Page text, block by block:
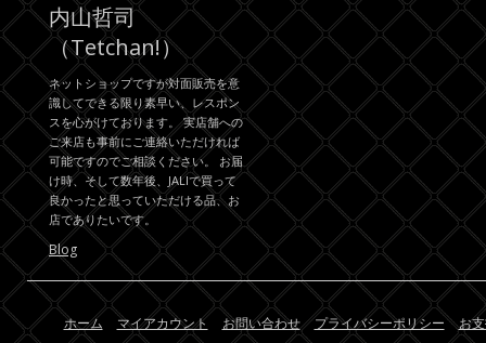
内山哲司
（Tetchan!）
ネットショップですが対面販売を意
識してできる限り素早い、レスポン
スを心がけております。 実店舗への
ご来店も事前にご連絡いただければ
可能ですのでご相談ください。 お届
け時、そして数年後、JALIで買って
良かったと思っていただける品、お
店でありたいです。
Blog
ホーム マイアカウント お問い合わせ プライバシーポリシー お